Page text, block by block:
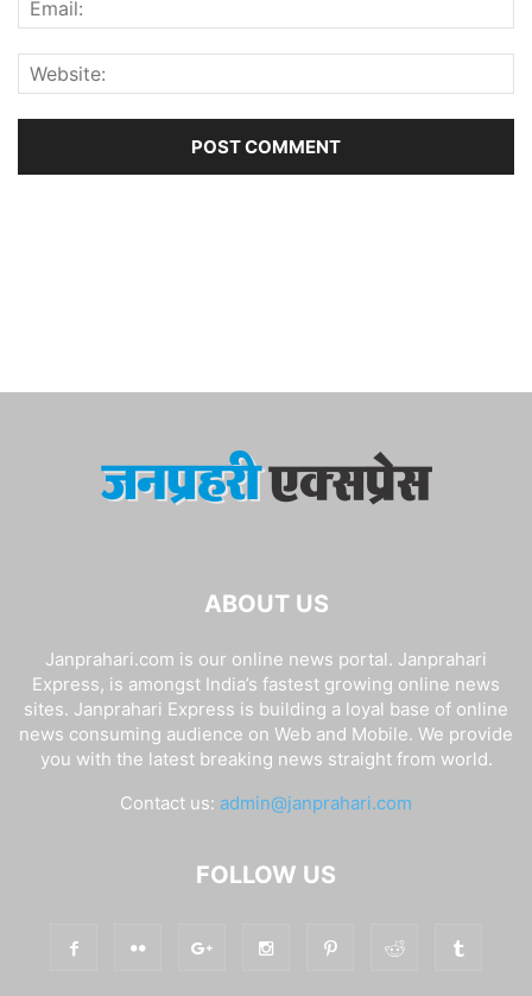
ABOUT US
Janprahari.com is our online news portal. Janprahari
Express, is amongst India’s fastest growing online news
sites. Janprahari Express is building a loyal base of online
news consuming audience on Web and Mobile. We provide
you with the latest breaking news straight from world.
Contact us: admin@janprahari.com
FOLLOW US